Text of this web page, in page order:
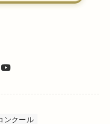
ンクール